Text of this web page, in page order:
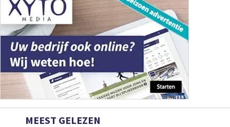
MEEST GELEZEN